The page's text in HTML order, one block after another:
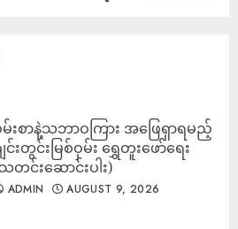
းစာနဲ့သဘာဝကြား အဖြေရှာရမည့်
င်းတွင်းမြစ်ဝှမ်း ရွှေတူးဖော်ရေး
တင်းဆောင်းပါး)
ADMIN AUGUST 9, 2026